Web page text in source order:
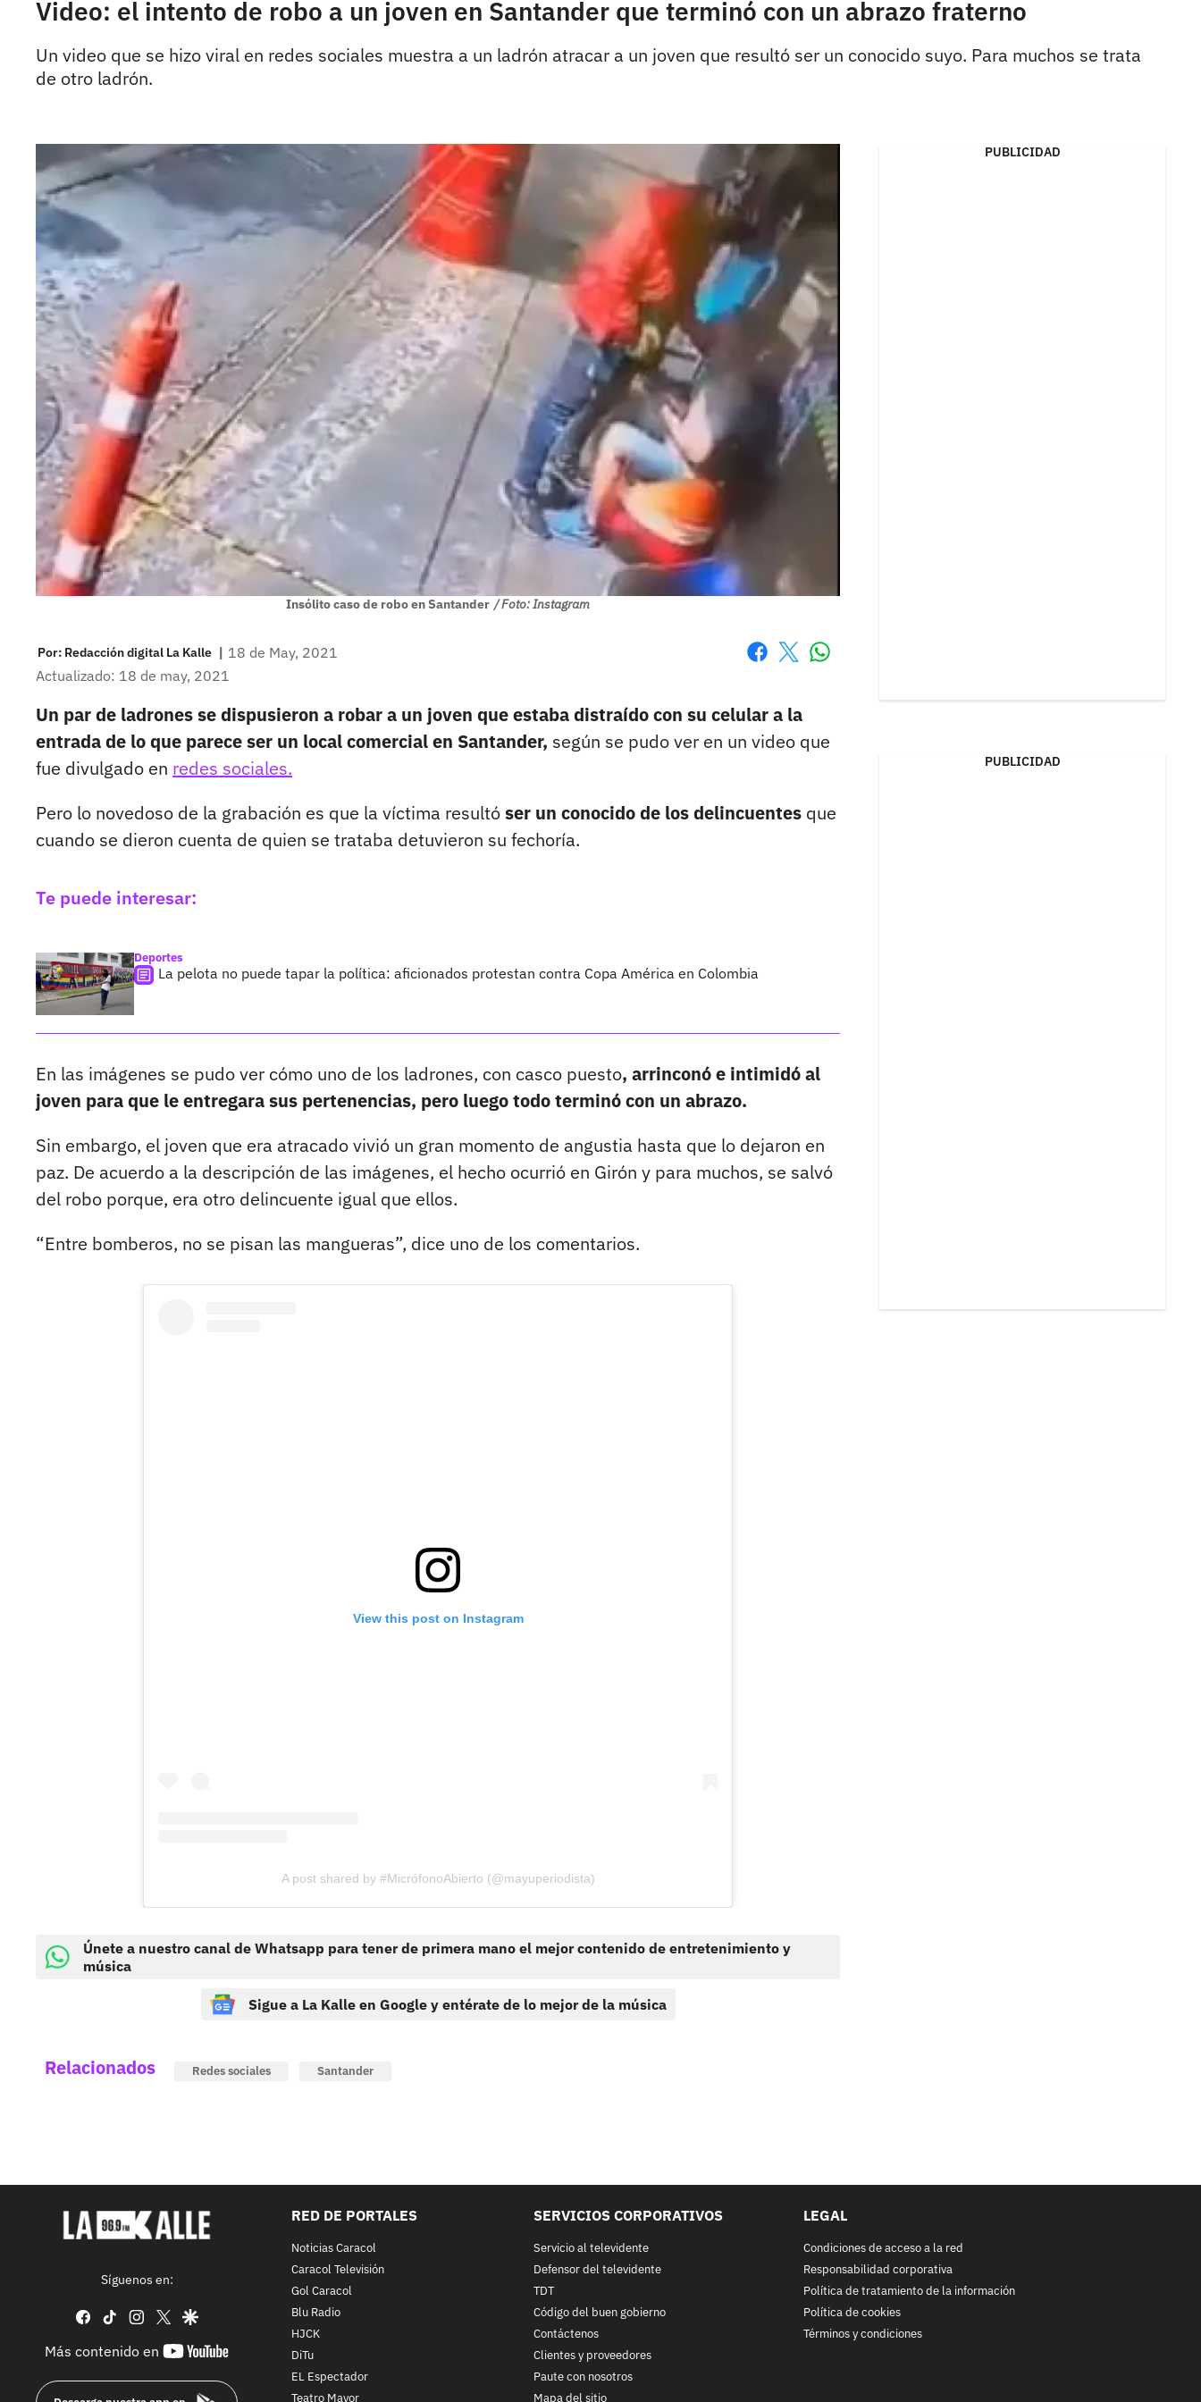
Video: el intento de robo a un joven en Santander que terminó con un abrazo fraterno
Un video que se hizo viral en redes sociales muestra a un ladrón atracar a un joven que resultó ser un conocido suyo. Para muchos se trata
de otro ladrón.
Insólito caso de robo en Santander / Foto: Instagram
Por: Redacción digital La Kalle | 18 de May, 2021
Actualizado: 18 de may, 2021
Un par de ladrones se dispusieron a robar a un joven que estaba distraído con su celular a la
entrada de lo que parece ser un local comercial en Santander, según se pudo ver en un video que
fue divulgado en redes sociales.
Pero lo novedoso de la grabación es que la víctima resultóser un conocido de los delincuentes que
cuando se dieron cuenta de quien se trataba detuvieron su fechoría.
Te puede interesar:
Deportes
La pelota no puede tapar la política: aficionados protestan contra Copa América en Colombia
En las imágenes se pudo ver cómo uno de los ladrones, con casco puesto, arrinconó e intimidó al
joven para que le entregara sus pertenencias, pero luego todo terminó con un abrazo.
Sin embargo, el joven que era atracado vivió un gran momento de angustia hasta que lo dejaron en
paz. De acuerdo a la descripción de las imágenes, el hecho ocurrió en Girón y para muchos, se salvó
del robo porque, era otro delincuente igual que ellos.
“Entre bomberos, no se pisan las mangueras”, dice uno de los comentarios.
View this post on Instagram
A post shared by #MicrófonoAbierto (@mayuperiodista)
Únete a nuestro canal de Whatsapp para tener de primera mano el mejor contenido de entretenimiento y
música
Sigue a La Kalle en Google y entérate de lo mejor de la música
Relacionados Redes sociales Santander
PUBLICIDAD
PUBLICIDAD
Síguenos en:
facebook
tiktok instagram
twittergoogle
Más contenido en
youtube-
RED DE PORTALES
Noticias Caracol
Caracol Televisión
Gol Caracol
Blu Radio
HJCK
DiTu
EL Espectador
Teatro Mayor
SERVICIOS CORPORATIVOS
Servicio al televidente
Defensor del televidente
TDT
Código del buen gobierno
Contáctenos
Clientes y proveedores
Paute con nosotros
Mapa del sitio
LEGAL
Condiciones de acceso a la red
Responsabilidad corporativa
Política de tratamiento de la información
Política de cookies
Términos y condiciones